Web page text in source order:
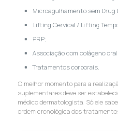
Microagulhamento sem Drug
Lifting Cervical / Lifting
PRP;
Associação com colágeno oral;
Tratamentos corporais.
O melhor momento para a
suplementares deve ser
médico dermatologista. Só ele
ordem cronológica dos